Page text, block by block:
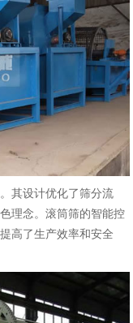
其设计优化了筛分流
理念。滚筒筛的智能控
高了生产效率和安全